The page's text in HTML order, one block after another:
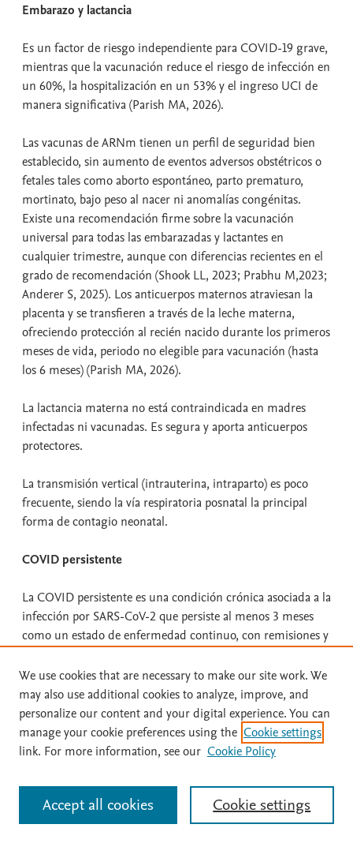
Embarazo y lactancia
Es un factor de riesgo independiente para COVID-19 grave,
mientras que la vacunación reduce el riesgo de infección en
un 60%, la hospitalización en un 53% y el ingreso UCI de
manera significativa (Parish MA, 2026).
Las vacunas de ARNm tienen un perfil de seguridad bien
establecido, sin aumento de eventos adversos obstétricos o
fetales tales como aborto espontáneo, parto prematuro,
mortinato, bajo peso al nacer ni anomalías congénitas.
Existe una recomendación firme sobre la vacunación
universal para todas las embarazadas y lactantes en
cualquier trimestre, aunque con diferencias recientes en el
grado de recomendación (Shook LL, 2023; Prabhu M,2023;
Anderer S, 2025). Los anticuerpos maternos atraviesan la
placenta y se transfieren a través de la leche materna,
ofreciendo protección al recién nacido durante los primeros
meses de vida, periodo no elegible para vacunación (hasta
los 6 meses) (Parish MA, 2026).
La lactancia materna no está contraindicada en madres
infectadas ni vacunadas. Es segura y aporta anticuerpos
protectores.
La transmisión vertical (intrauterina, intraparto) es poco
frecuente, siendo la vía respiratoria posnatal la principal
forma de contagio neonatal.
COVID persistente
La COVID persistente es una condición crónica asociada a la
infección por SARS-CoV-2 que persiste al menos 3 meses
como un estado de enfermedad continuo, con remisiones y
diagnóstico no requiere síntomas específicos ni una prueba
positiva previa de COVID-19, y debe considerarse tras
descartar otras causas que expliquen los síntomas. La
codificación ICD-10 U09.9 ("Post COVID-19 condition,
unspecified") debe documentarse como código secundario,
específicos del paciente (Cheng AL, 2025; Chu L, 2025).
La prevalencia global actual se estima en aproximadamente
We use cookies that are necessary to make our site work. We
may also use additional cookies to analyze, improve, and
personalize our content and your digital experience. You can
manage your cookie preferences using the Cookie settings
link. For more information, see our Cookie Policy
Cookie settings
Accept all cookies